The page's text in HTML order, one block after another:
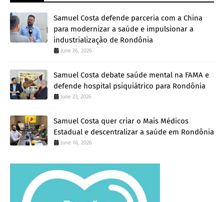
Samuel Costa defende parceria com a China
para modernizar a saúde e impulsionar a
industrialização de Rondônia
June 26, 2026
Samuel Costa debate saúde mental na FAMA e
defende hospital psiquiátrico para Rondônia
June 23, 2026
Samuel Costa quer criar o Mais Médicos
Estadual e descentralizar a saúde em Rondônia
June 16, 2026